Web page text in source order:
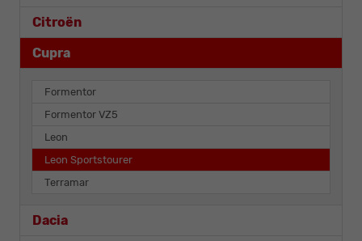
Citroën
Cupra
Formentor
Formentor VZ5
Leon
Leon Sportstourer
Terramar
Dacia